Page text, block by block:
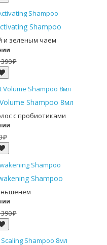
Shampoo
и зеленым чаем
₽
Shampoo 8мл
с пробиотиками
₽
Shampoo
₽